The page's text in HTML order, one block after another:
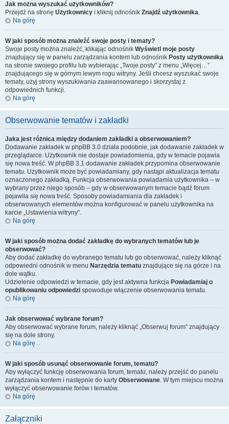
Jak można wyszukać użytkowników?
Przejdź na stronę Użytkownicy i kliknij odnośnik Znajdź użytkownika.
Na górę
W jaki sposób można znaleźć swoje posty i tematy?
Swoje posty można znaleźć, klikając odnośnik Wyświetl moje posty
znajdujący się w panelu zarządzania kontem lub odnośnik Posty użytkownika
na stronie swojego profilu lub wybierając „Twoje posty” z menu „Więcej…”
znajdującego się w górnym lewym rogu witryny. Jeśli chcesz wyszukać swoje
tematy, użyj strony wyszukiwania zaawansowanego i skorzystaj z
odpowiednich funkcji.
Na górę
Obserwowanie tematów i zakładki
Jaka jest różnica między dodaniem zakładki a obserwowaniem?
Dodawanie zakładek w phpBB 3.0 działa podobnie, jak dodawanie zakładek w
przeglądarce. Użytkownik nie dostaje powiadomienia, gdy w temacie pojawia
się nowa treść. W phpBB 3.1 dodawanie zakładek przypomina obserwowanie
tematu. Użytkownik może być powiadamiany, gdy nastąpi aktualizacja tematu
oznaczonego zakładką. Funkcja obserwowania powiadamia użytkownika – w
wybrany przez niego sposób – gdy w obserwowanym temacie bądź forum
pojawiła się nowa treść. Sposoby powiadamiania dla zakładek i
obserwowanych elementów można konfigurować w panelu użytkownika na
karcie „Ustawienia witryny”.
Na górę
W jaki sposób można dodać zakładkę do wybranych tematów lub je
obserwować?
Aby dodać zakładkę do wybranego tematu lub go obserwować, należy kliknąć
odpowiedni odnośnik w menu Narzędzia tematu znajdujące się na górze i na
dole wątku.
Udzielenie odpowiedzi w temacie, gdy jest aktywna funkcja Powiadamiaj o
opublikowaniu odpowiedzi spowoduje włączenie obserwowania tematu.
Na górę
Jak obserwować wybrane forum?
Aby obserwować wybrane forum, należy kliknąć „Obserwuj forum” znajdujący
się na dole strony.
Na górę
W jaki sposób usunąć obserwowanie forum, tematu?
Aby wyłączyć funkcję obserwowania forum, tematu, należy przejść do panelu
zarządzania kontem i następnie do karty Obserwowane. W tym miejscu można
wyłączyć obserwowanie forów i tematów.
Na górę
Załączniki